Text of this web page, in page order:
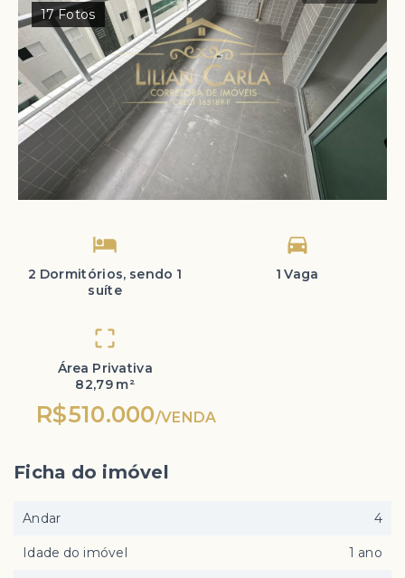
17Fotos
2 Dormitórios, sendo 1
suíte
1 Vaga
Área Privativa
82,79 m²
R$510.000/VENDA
Ficha do imóvel
Andar 4
Idade do imóvel 1 ano